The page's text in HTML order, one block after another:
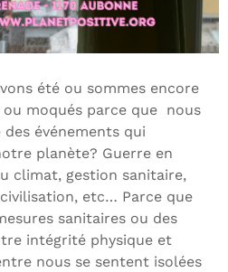
été ou sommes encore
moqués parce que nous
événements qui
planète? Guerre en
climat, gestion sanitaire,
etc… Parce que
sanitaires ou des
intégrité physique et
nous se sentent isolées